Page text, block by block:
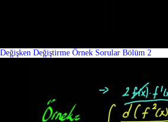
Değişken Değiştirme Örnek Sorular Bölüm 2